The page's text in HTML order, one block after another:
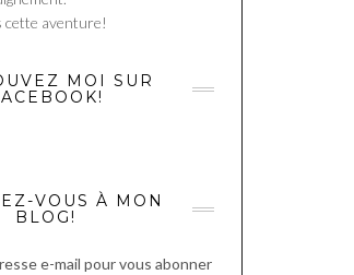
cette aventure!
MOI SUR
VOUS À MON
BLOG!
e-mail pour vous abonner